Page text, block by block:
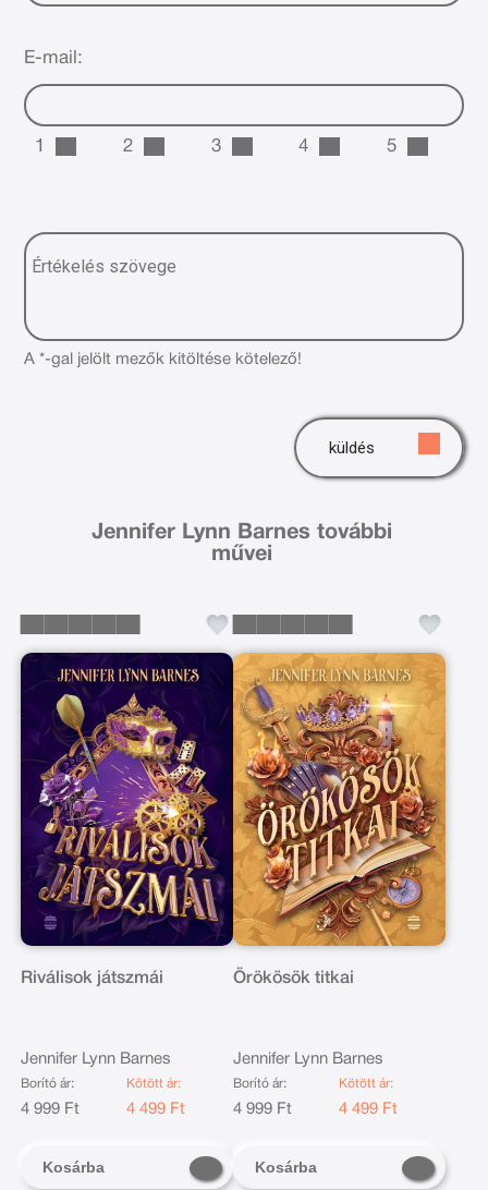
E-mail:
1 2 3 4 5
A *-gal jelölt mezők kitöltése kötelező!
küldés
Jennifer Lynn Barnes további
művei
Riválisok játszmái
Jennifer Lynn Barnes
Borító ár:
4 999 Ft
Kötött ár:
4 499 Ft
Kosárba
Örökösök titkai
Jennifer Lynn Barnes
Borító ár:
4 999 Ft
Kötött ár:
4 499 Ft
Kosárba